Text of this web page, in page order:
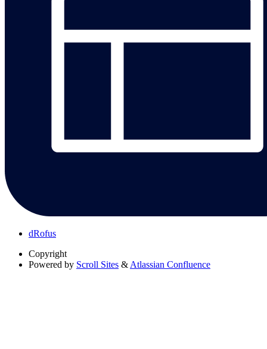
dRofus
Copyright
Powered by Scroll Sites & Atlassian Confluence